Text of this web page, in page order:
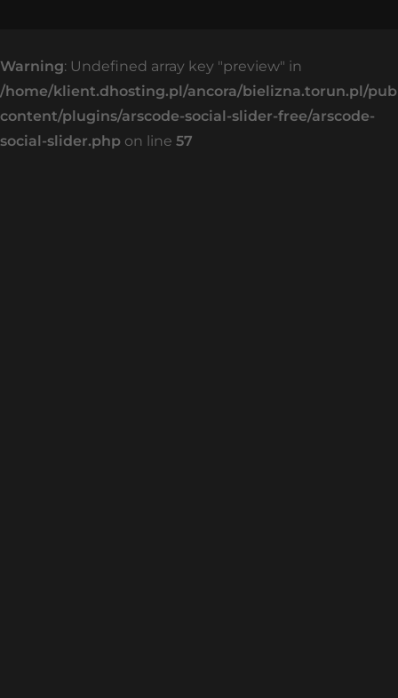
Warning: Undefined array key "preview" in
/home/klient.dhosting.pl/ancora/bielizna.torun.pl/
content/plugins/arscode-social-slider-free/arscode-
social-slider.php on line 57